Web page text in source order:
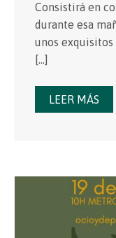
Consistirá en
durante esa
unos exquisitos
[…]
LEER MÁS